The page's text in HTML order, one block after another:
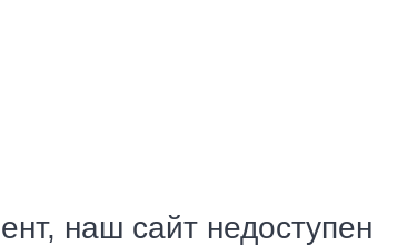
наш сайт недоступен